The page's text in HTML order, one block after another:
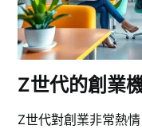
Z世代的創業
Z世代對創業非常熱